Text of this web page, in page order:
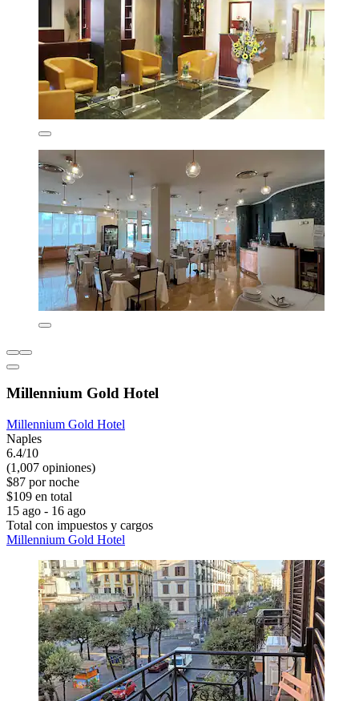
Millennium Gold Hotel
Millennium Gold Hotel
Naples
6.4/10
(1,007 opiniones)
$87 por noche
$109 en total
15 ago - 16 ago
Total con impuestos y cargos
Millennium Gold Hotel